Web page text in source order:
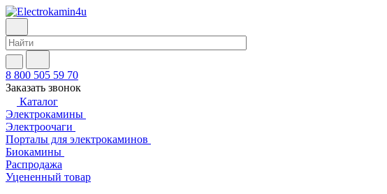
8 800 505 59 70
Заказать звонок
Каталог
Электрокамины
Электроочаги
Порталы для электрокаминов
Биокамины
Распродажа
Уцененный товар